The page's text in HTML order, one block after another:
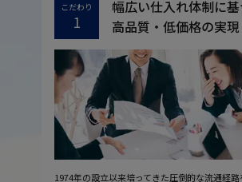
こだわり
1
幅広い仕入れ体制に基
高品質・低価格の実現
1974年の設立以来培ってきた圧倒的な流通経